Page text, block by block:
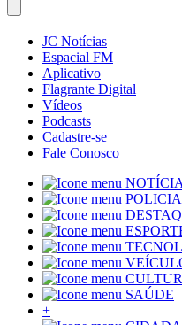
JC Notícias
Espacial FM
Aplicativo
Flagrante Digital
Vídeos
Podcasts
Cadastre-se
Fale Conosco
SAÚDE
+